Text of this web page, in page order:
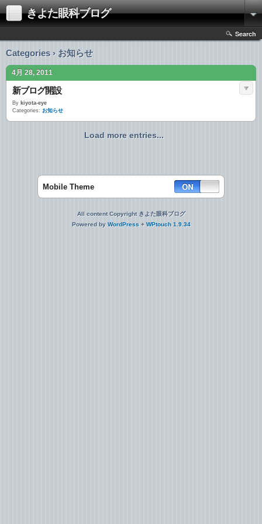
きよた眼科ブログ
Search
Categories › お知らせ
4月 28, 2011
新ブログ開設
By kiyota-eye
Categories: お知らせ
Load more entries...
Mobile Theme
All content Copyright きよた眼科ブログ
Powered by WordPress + WPtouch 1.9.34